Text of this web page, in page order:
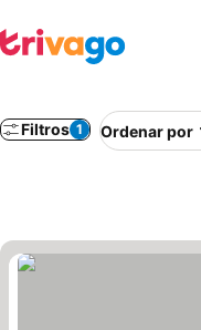
Filtros 1 Ordenar por